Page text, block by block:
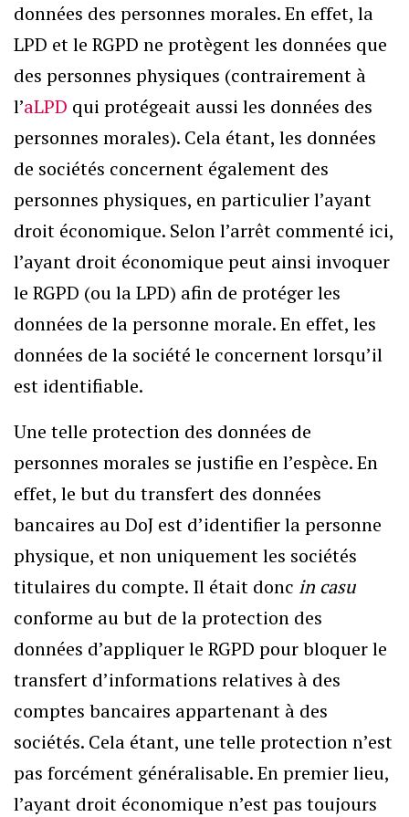
données des personnes morales. En effet, la
LPD et le RGPD ne protègent les données que
des personnes physiques (contrairement à
l’aLPD qui protégeait aussi les données des
personnes morales). Cela étant, les données
de sociétés concernent également des
personnes physiques, en particulier l’ayant
droit économique. Selon l’arrêt commenté ici,
l’ayant droit économique peut ainsi invoquer
le RGPD (ou la LPD) afin de protéger les
données de la personne morale. En effet, les
données de la société le concernent lorsqu’il
est identifiable.
Une telle protection des données de
personnes morales se justifie en l’espèce. En
effet, le but du transfert des données
bancaires au DoJ est d’identifier la personne
physique, et non uniquement les sociétés
titulaires du compte. Il était donc in casu
conforme au but de la protection des
données d’appliquer le RGPD pour bloquer le
transfert d’informations relatives à des
comptes bancaires appartenant à des
sociétés. Cela étant, une telle protection n’est
pas forcément généralisable. En premier lieu,
l’ayant droit économique n’est pas toujours